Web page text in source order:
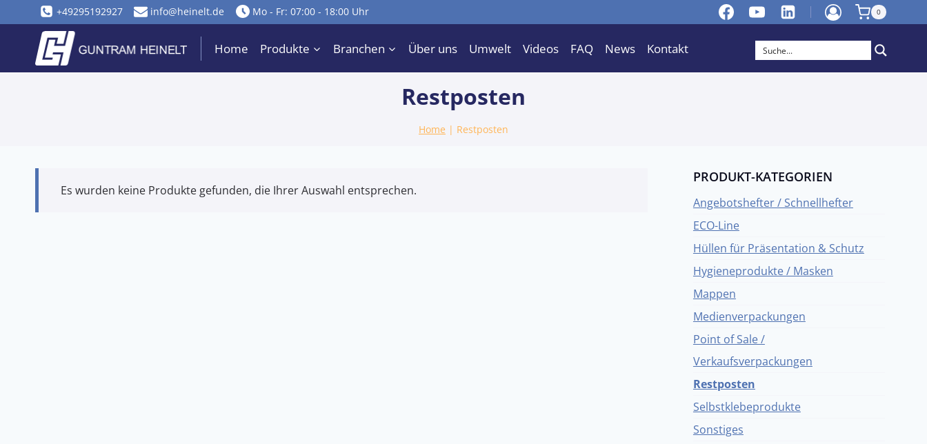
Inhalt
springen
+49295192927 info@heinelt.de Mo - Fr: 07:00 - 18:00 Uhr 0
Home Produkte Branchen Über uns Umwelt Videos FAQ News Kontakt
Restposten
Home | Restposten
Es wurden keine Produkte gefunden, die Ihrer Auswahl entsprechen.
PRODUKT-KATEGORIEN
Angebotshefter / Schnellhefter
ECO-Line
Hüllen für Präsentation & Schutz
Hygieneprodukte / Masken
Mappen
Medienverpackungen
Point of Sale /
Verkaufsverpackungen
Restposten
Selbstklebeprodukte
Sonstiges